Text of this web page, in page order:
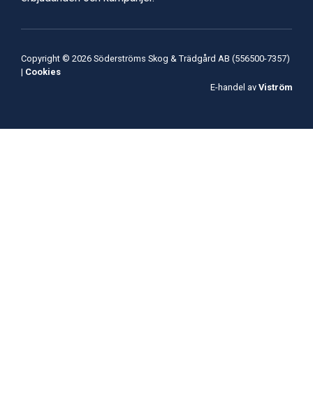
Copyright © 2026 Söderströms Skog & Trädgård AB (556500-7357)
| Cookies
E-handel av Viström